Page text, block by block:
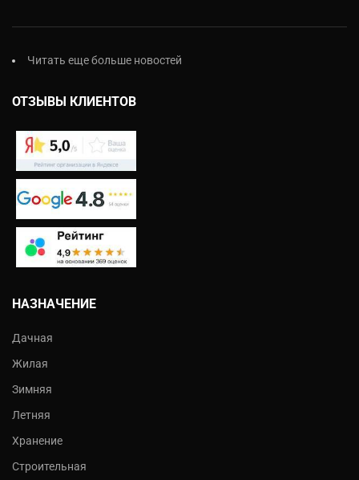
Читать еще больше новостей
ОТЗЫВЫ КЛИЕНТОВ
НАЗНАЧЕНИЕ
Дачная
Жилая
Зимняя
Летняя
Хранение
Строительная